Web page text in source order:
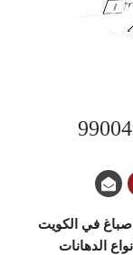
صباغ في الكويت
الدهانات